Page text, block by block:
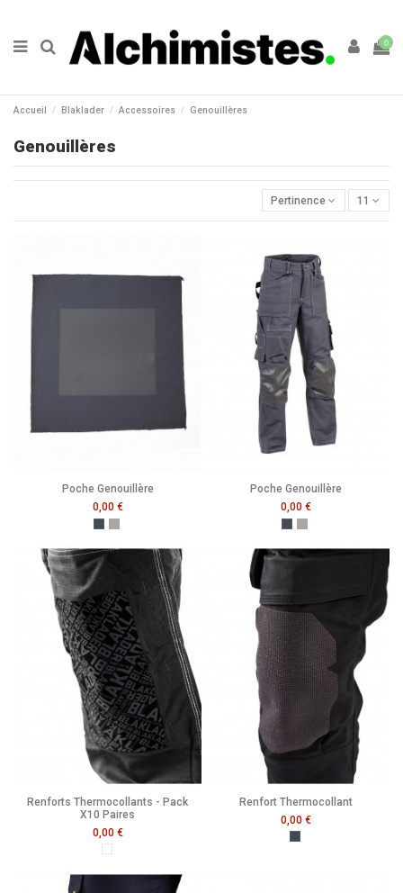
0
Accueil Blaklader Accessoires Genouillères
Genouillères
Pertinence 11
Poche Genouillère
0,00 €
NoirGris Clair
Poche Genouillère
0,00 €
NoirGris Clair
Renforts Thermocollants - Pack
X10 Paires
0,00 €
Pack De 10
Renfort Thermocollant
0,00 €
Noir